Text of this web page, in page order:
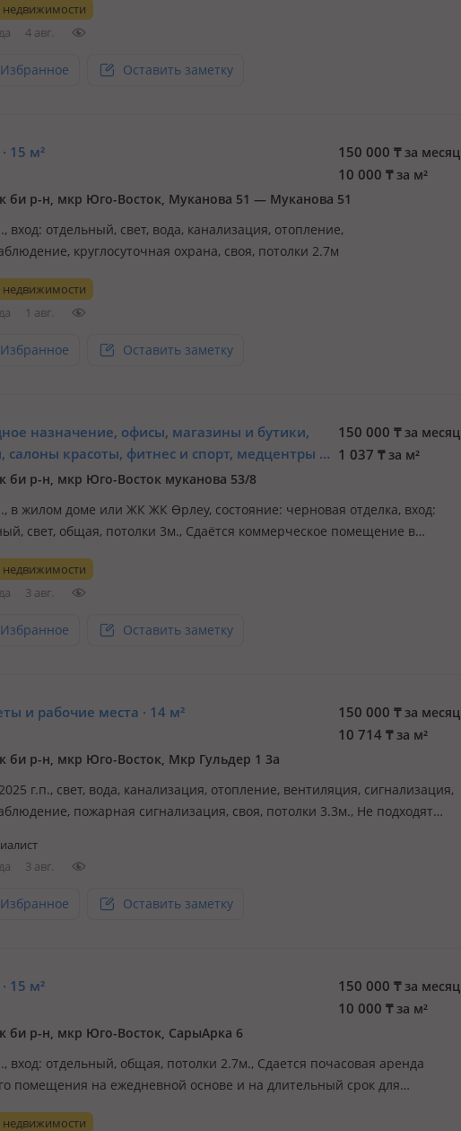
кабинет) плюс коммунальные услуги (КСК, вывоз мусора, отопление,
недвижимости
4 авг.
Оставить заметку
15 м² 150 000 ₸ за месяц
10 000 ₸ за м²
би р-н, мкр Юго-Восток, Муканова 51 — Муканова 51
вход: отдельный, свет, вода, канализация, отопление,
круглосуточная охрана, своя, потолки 2.7м
недвижимости
1 авг.
Оставить заметку
назначение, офисы, магазины и бутики,
салоны красоты, фитнес и спорт, медцентры и
образование, развлечения, кабинеты и
150 000 ₸ за месяц
1 037 ₸ за м²
би р-н, мкр Юго-Восток муканова 53/8
в жилом доме или ЖК ЖК Өрлеу, состояние: черновая отделка, вход:
свет, общая, потолки 3м., Сдаётся коммерческое помещение в
Помещение без ремонта, что даёт отличную возможность
недвижимости
3 авг.
Оставить заметку
и рабочие места · 14 м² 150 000 ₸ за месяц
10 714 ₸ за м²
би р-н, мкр Юго-Восток, Мкр Гульдер 1 3а
г.п., свет, вода, канализация, отопление, вентиляция, сигнализация,
пожарная сигнализация, своя, потолки 3.3м., Не подходят
Без посетителей! ❌⛔️не для мастеров красоты ✅СДАЮТСЯ…
3 авг.
Оставить заметку
15 м² 150 000 ₸ за месяц
10 000 ₸ за м²
би р-н, мкр Юго-Восток, СарыАрка 6
вход: отдельный, общая, потолки 2.7м., Сдается почасовая аренда
помещения на ежедневной основе и на длительный срок для
недвижимости